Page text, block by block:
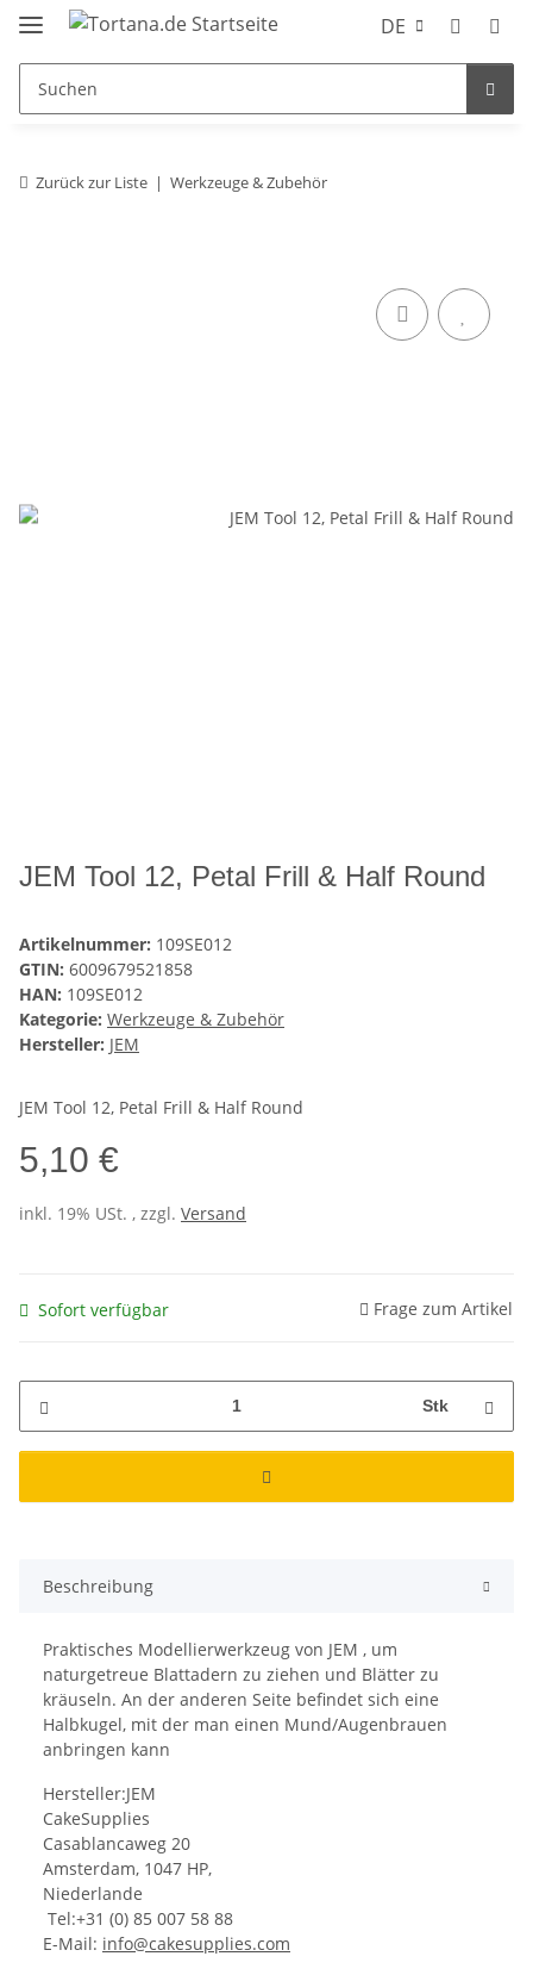
DE
Zurück zur Liste Werkzeuge & Zubehör
JEM Tool 12, Petal Frill & Half Round
Artikelnummer: 109SE012
GTIN: 6009679521858
HAN: 109SE012
Kategorie: Werkzeuge & Zubehör
Hersteller: JEM
JEM Tool 12, Petal Frill & Half Round
5,10 €
inkl. 19% USt. , zzgl. Versand
Sofort verfügbar Frage zum Artikel
Stk
Beschreibung
Praktisches Modellierwerkzeug von JEM , um
naturgetreue Blattadern zu ziehen und Blätter zu
kräuseln. An der anderen Seite befindet sich eine
Halbkugel, mit der man einen Mund/Augenbrauen
anbringen kann
Hersteller:JEM
CakeSupplies
Casablancaweg 20
Amsterdam, 1047 HP,
Niederlande
Tel:+31 (0) 85 007 58 88
E-Mail: info@cakesupplies.com